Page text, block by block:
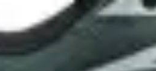
Scelta del Tutor InformativoListicle